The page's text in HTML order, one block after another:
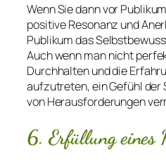
Wenn Sie dann vor
positive Resonanz und
Publikum das
Auch wenn man nicht
Durchhalten und die
aufzutreten, ein Gefühl der
von Herausforderungen
6. Erfüllung eines